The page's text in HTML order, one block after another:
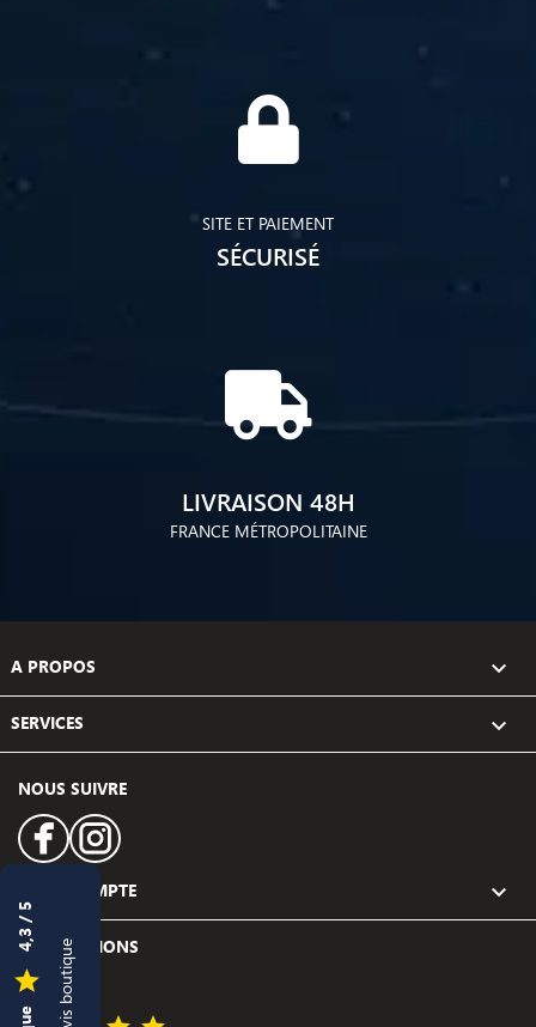

4,3 / 5
SITE ET PAIEMENT
SÉCURISÉ
LIVRAISON 48H
FRANCE MÉTROPOLITAINE
A PROPOS 
SERVICES 
NOUS SUIVRE
FacebookInstagram
VOTRE COMPTE 
INFORMATIONS